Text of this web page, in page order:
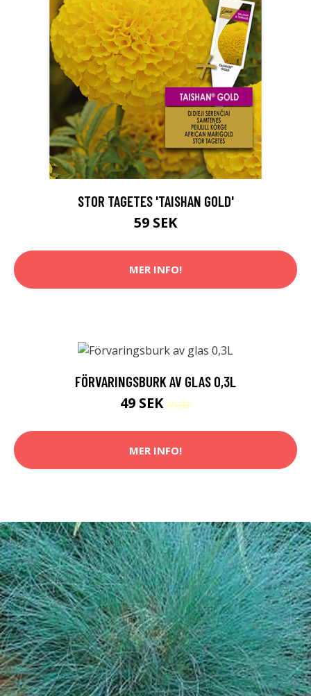
STOR TAGETES 'TAISHAN GOLD'
59 SEK
MER INFO!
FÖRVARINGSBURK AV GLAS 0,3L
49 SEK69 SEK
MER INFO!